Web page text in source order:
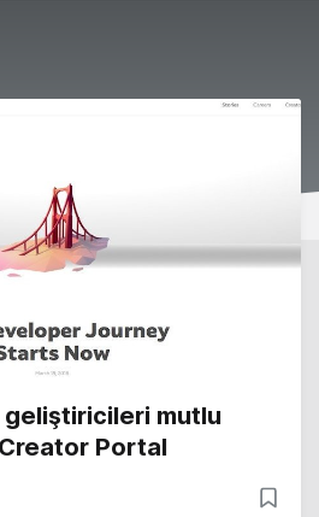
mutlu
Portal